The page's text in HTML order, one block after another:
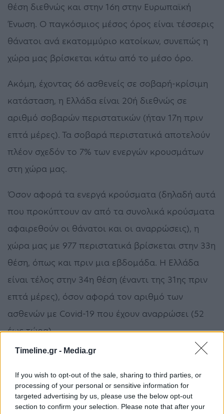
Timeline.gr - Media.gr
If you wish to opt-out of the sale, sharing to third parties, or
processing of your personal or sensitive information for
targeted advertising by us, please use the below opt-out
section to confirm your selection. Please note that after your
θέση διεθνώς και στην 16η στην Ευρωπαϊκή
Ένωση. Ο παγκόσμιος μέσος όρος είναι τέσσερις
θάνατοι ανά εκατομμύριο κατοίκων, συνεπώς η
χώρα μας βρίσκεται κάτω από το μέσο όρο.
Ακόμη, έχοντας 66 ασθενείς σε σοβαρή-κρίσιμη
κατάσταση, η Ελλάδα είναι 20ή διεθνώς σε
αριθμό σοβαρών περιστατικών (ήταν 17η πριν
επτά μέρες). Τα σοβαρά περιστατικά αποτελούν
πλέον σχεδόν το 7% των ενεργών κρουσμάτων
στη χώρα μας.
Όσον αφορά τα ενεργά κρούσματα (δηλαδή αυτά
που προκύπτουν αν από τα συνολικά κρούσματα
αφαιρεθούν οι θάνατοι και οι αναρρώσεις), η
χώρα μας με 977 περιστατικά βρίσκεται στην 33η
θέση, όπως και πριν μια εβδομάδα. Η Ελλάδα
είναι τέλος στην 34η θέση (έναντι της 31ης πριν
επτά μέρες), όσον αφορά τον αριθμό των
ασθενών με Covid-19 που έχουν αναρρώσει (52
έως τώρα).
Την πρώτη πεντάδα σε επιβεβαιωμένα
κρούσματα απαρτίζουν οι ΗΠΑ (123.750), η Ιταλία
(92.472), η Κίνα (81.439), η Ισπανία (73.235) και η
Γερμανία (57.695).